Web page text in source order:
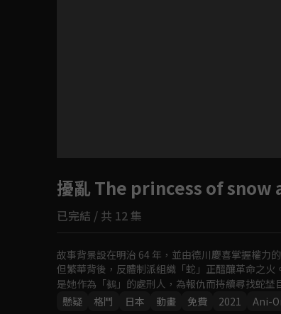
如有不便請見諒
擾亂 The princess of snow
已完結 / 共 12 集
故事背景設在明治 64 年，並由德川慶喜掌握權力
但繁華背後，反體制派組織「蛇」正醞釀革命之
是她作為「鵺」的處刑人，為報仇而持續尋找蛇
懸疑
格鬥 日本 動畫 免費 2021 Ani-